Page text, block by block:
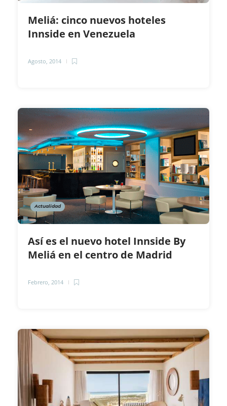
Meliá: cinco nuevos hoteles
Innside en Venezuela
Agosto, 2014
Actualidad
Así es el nuevo hotel Innside By
Meliá en el centro de Madrid
Febrero, 2014